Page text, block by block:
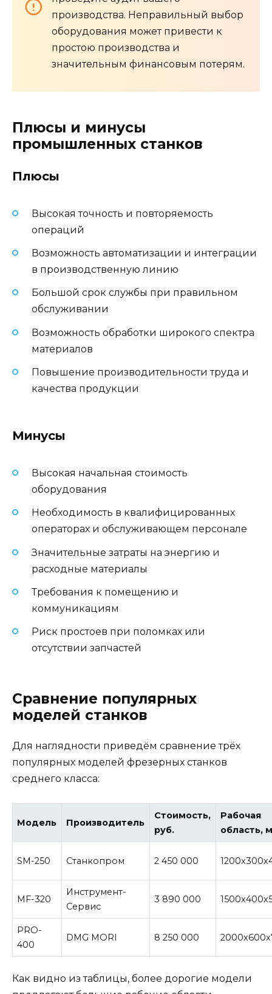
производства. Неправильный выбор
оборудования может привести к
простою производства и
значительным финансовым потерям.
Плюсы и минусы
промышленных станков
Плюсы
Высокая точность и повторяемость
операций
Возможность автоматизации и интеграции
в производственную линию
Большой срок службы при правильном
обслуживании
Возможность обработки широкого спектра
материалов
Повышение производительности труда и
качества продукции
Минусы
Высокая начальная стоимость
оборудования
Необходимость в квалифицированных
операторах и обслуживающем персонале
Значительные затраты на энергию и
расходные материалы
Требования к помещению и
коммуникациям
Риск простоев при поломках или
отсутствии запчастей
Сравнение популярных
моделей станков
Для наглядности приведём сравнение трёх
популярных моделей фрезерных станков
среднего класса:
Модель Производитель
Стоимость,
руб.
Рабочая
область,
SM-250 Станкопром 2 450 000
MF-320
Инструмент-
Сервис
3 890 000
PRO-
400
DMG MORI 8 250 000
Как видно из таблицы, более дорогие модели